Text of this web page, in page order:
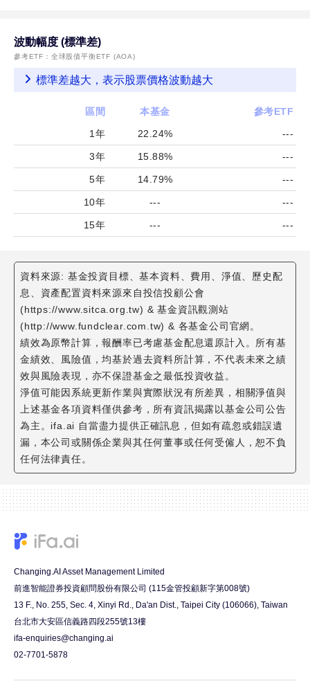
波動幅度 (標準差)
參考ETF： 全球股債平衡ETF (AOA)
標準差越大，表示股票價格波動越大
區間 本基金
參考ETF
1年
22.24% ---
3年 15.88% ---
5年 14.79% ---
10年 --- ---
15年 --- ---
資料來源: 基金投資目標、基本資料、費用、淨值、歷史配
息、資產配置資料來源來自投信投顧公會
(https://www.sitca.org.tw) & 基金資訊觀測站
(http://www.fundclear.com.tw) & 各基金公司官網。
績效為原幣計算，報酬率已考慮基金配息還原計入。所有基
金績效、風險值，均基於過去資料所計算，不代表未來之績
效與風險表現，亦不保證基金之最低投資收益。
淨值可能因系統更新作業與實際狀況有所差異，相關淨值與
上述基金各項資料僅供參考，所有資訊揭露以基金公司公告
為主。ifa.ai 自當盡力提供正確訊息，但如有疏忽或錯誤遺
漏，本公司或關係企業與其任何董事或任何受僱人，恕不負
任何法律責任。
Changing.AI Asset Management Limited
前進智能證券投資顧問股份有限公司 (115金管投顧新字第008號)
13 F., No. 255, Sec. 4, Xinyi Rd., Da'an Dist., Taipei City (106066), Taiwan
台北市大安區信義路四段255號13樓
ifa-enquiries@changing.ai
02-7701-5878